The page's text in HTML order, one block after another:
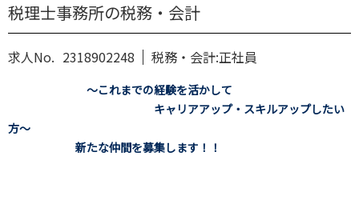
税理士事務所の税務・会計
求人No. 2318902248 税務・会計:正社員
～これまでの経験を活かして
キャリアアップ・スキルアップしたい
方～
新たな仲間を募集します！！